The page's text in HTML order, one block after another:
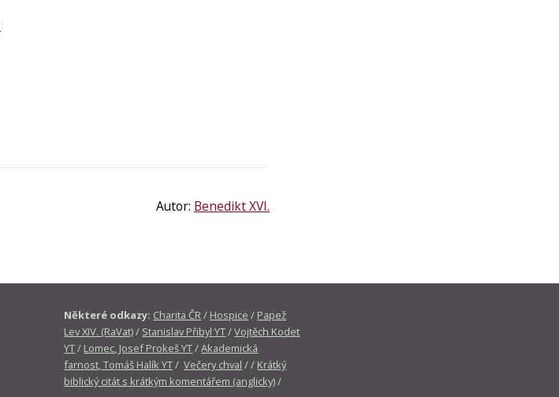
Autor: Benedikt XVI.
Některé odkazy: Charita ČR/ Hospice / Papež
Lev XIV. (RaVat)/ Stanislav Přibyl YT/Vojtěch Kodet
YT/ Lomec, Josef Prokeš YT/Akademická
farnost, Tomáš Halík YT/Večery chval / / Krátký
biblický citát s krátkým komentářem (anglicky)/